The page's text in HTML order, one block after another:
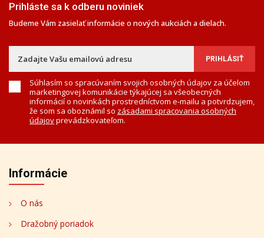
Prihláste sa k odberu noviniek
Budeme Vám zasielať informácie o nových aukciách a dielach.
Súhlasím so spracúvaním svojich osobných údajov za účelom
marketingovej komunikácie týkajúcej sa všeobecných
informácií o novinkách prostredníctvom e-mailu a potvrdzujem,
že som sa oboznámil so zásadami spracovania osobných
údajovprevádzkovateľom.
Informácie
O nás
Dražobný poriadok